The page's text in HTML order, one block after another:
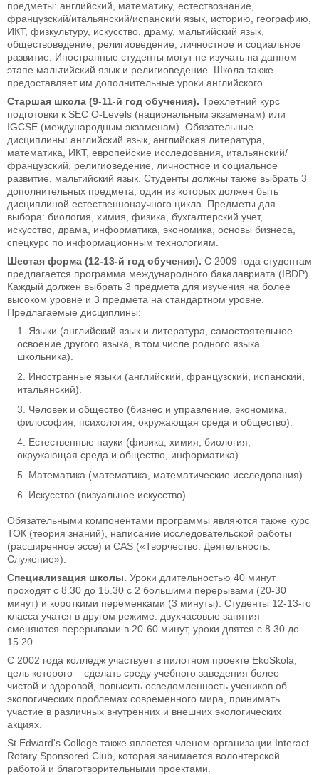
предметы: английский, математику, естествознание,
французский/итальянский/испанский язык, историю, географию,
ИКТ, физкультуру, искусство, драму, мальтийский язык,
обществоведение, религиоведение, личностное и социальное
развитие. Иностранные студенты могут не изучать на данном
этапе мальтийский язык и религиоведение. Школа также
предоставляет им дополнительные уроки английского.
Старшая школа (9-11-й год обучения). Трехлетний курс
подготовки к SEC O-Levels (национальным экзаменам) или
IGCSE (международным экзаменам). Обязательные
дисциплины: английский язык, английская литература,
математика, ИКТ, европейские исследования, итальянский/
французский, религиоведение, личностное и социальное
развитие, мальтийский язык. Студенты должны также выбрать 3
дополнительных предмета, один из которых должен быть
дисциплиной естественнонаучного цикла. Предметы для
выбора: биология, химия, физика, бухгалтерский учет,
искусство, драма, информатика, экономика, основы бизнеса,
спецкурс по информационным технологиям.
Шестая форма (12-13-й год обучения). С 2009 года студентам
предлагается программа международного бакалавриата (IBDP).
Каждый должен выбрать 3 предмета для изучения на более
высоком уровне и 3 предмета на стандартном уровне.
Предлагаемые дисциплины:
Языки (английский язык и литература, самостоятельное
освоение другого языка, в том числе родного языка
школьника).
Иностранные языки (английский, французский, испанский,
итальянский).
Человек и общество (бизнес и управление, экономика,
философия, психология, окружающая среда и общество).
Естественные науки (физика, химия, биология,
окружающая среда и общество, информатика).
Математика (математика, математические исследования).
Искусство (визуальное искусство).
Обязательными компонентами программы являются также курс
ТОК (теория знаний), написание исследовательской работы
(расширенное эссе) и CAS («Творчество. Деятельность.
Служение»).
Специализация школы. Уроки длительностью 40 минут
проходят с 8.30 до 15.30 с 2 большими перерывами (20-30
минут) и короткими переменками (3 минуты). Студенты 12-13-го
класса учатся в другом режиме: двухчасовые занятия
сменяются перерывами в 20-60 минут, уроки длятся с 8.30 до
15.20.
С 2002 года колледж участвует в пилотном проекте EkoSkola,
цель которого – сделать среду учебного заведения более
чистой и здоровой, повысить осведомленность учеников об
экологических проблемах современного мира, принимать
участие в различных внутренних и внешних экологических
акциях.
St Edward's College также является членом организации Interact
Rotary Sponsored Club, которая занимается волонтерской
работой и благотворительными проектами.